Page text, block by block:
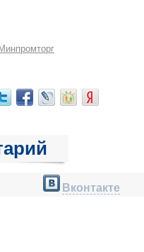
Минпромторг
Вконтакте